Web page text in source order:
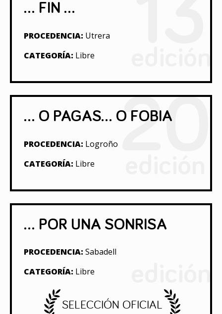
... FIN ...
PROCEDENCIA: Utrera
CATEGORÍA: Libre
... O PAGAS... O FOBIA
PROCEDENCIA: Logroño
CATEGORÍA: Libre 20
... POR UNA SONRISA
PROCEDENCIA: Sabadell
CATEGORÍA: Libre
SELECCIÓN OFICIAL